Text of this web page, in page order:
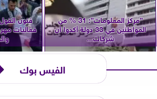
”مركز المعلومات”: 31 % من
المواطنين في 33 دولة أكدوا أن
شركات...
فنون
فعاليات
الفيس بوك